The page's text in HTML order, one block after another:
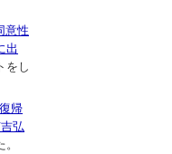
意性
出
をし
帰
弘